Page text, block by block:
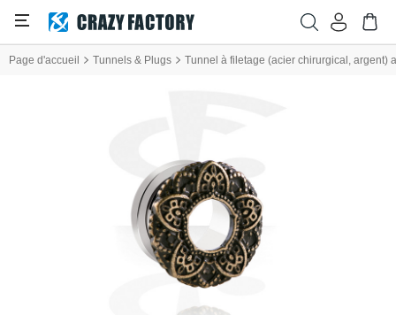
Page d'accueil Tunnels & Plugs Tunnel à filetage (acier chirurgical, argent)